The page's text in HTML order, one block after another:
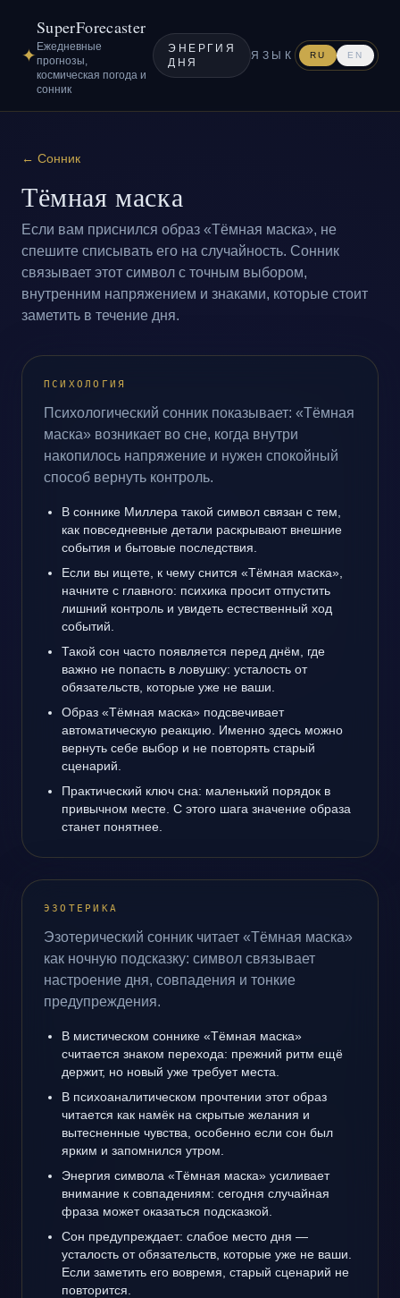
✦
SuperForecaster
Ежедневные
прогнозы,
космическая погода и
сонник
ЭНЕРГИЯ
ДНЯ
ЯЗЫК RU EN
← Сонник
Тёмная маска
Если вам приснился образ «Тёмная маска», не
спешите списывать его на случайность. Сонник
связывает этот символ с точным выбором,
внутренним напряжением и знаками, которые стоит
заметить в течение дня.
ПСИХОЛОГИЯ
Психологический сонник показывает: «Тёмная
маска» возникает во сне, когда внутри
накопилось напряжение и нужен спокойный
способ вернуть контроль.
В соннике Миллера такой символ связан с тем,
как повседневные детали раскрывают внешние
события и бытовые последствия.
Если вы ищете, к чему снится «Тёмная маска»,
начните с главного: психика просит отпустить
лишний контроль и увидеть естественный ход
событий.
Такой сон часто появляется перед днём, где
важно не попасть в ловушку: усталость от
обязательств, которые уже не ваши.
Образ «Тёмная маска» подсвечивает
автоматическую реакцию. Именно здесь можно
вернуть себе выбор и не повторять старый
сценарий.
Практический ключ сна: маленький порядок в
привычном месте. С этого шага значение образа
станет понятнее.
ЭЗОТЕРИКА
Эзотерический сонник читает «Тёмная маска»
как ночную подсказку: символ связывает
настроение дня, совпадения и тонкие
предупреждения.
В мистическом соннике «Тёмная маска»
считается знаком перехода: прежний ритм ещё
держит, но новый уже требует места.
В психоаналитическом прочтении этот образ
читается как намёк на скрытые желания и
вытесненные чувства, особенно если сон был
ярким и запомнился утром.
Энергия символа «Тёмная маска» усиливает
внимание к совпадениям: сегодня случайная
фраза может оказаться подсказкой.
Сон предупреждает: слабое место дня —
усталость от обязательств, которые уже не ваши.
Если заметить его вовремя, старый сценарий не
повторится.